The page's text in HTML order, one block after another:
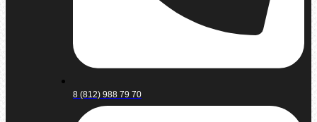
8 (812) 988 79 70